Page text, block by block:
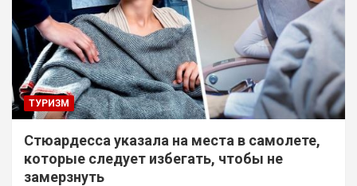
ТУРИЗМ
Стюардесса указала на места в самолете,
которые следует избегать, чтобы не
замерзнуть